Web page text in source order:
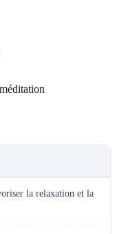
la relaxation et la